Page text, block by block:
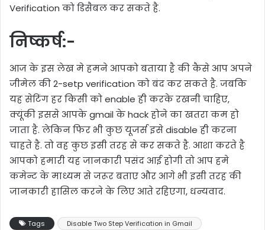
Verification को डिसैबल कर सकते है.
निष्कर्ष:-
आज के इस लेख मे हमने आपको बताया है की कैसे आप अपने
जीमेल की 2-setp verification को बंद कर सकते है. जबकि
यह सेटिंग हर किसी को enable ही करके रखनी चाहिए,
क्यूंकी इससे आपके gmail के hack होने का खतरा कम हो
जाता है. लेकिन फिर भी कुछ यूजर्स इसे disable ही करना
चाहते है. तो वह कुछ इसी तरह से कर सकते है. आशा करते है
आपको हमारी यह जानकारी पसंद आई होगी तो आप हमे
कमेन्ट के माध्यम से जरूर बताए और आगे भी इसी तरह की
जानकारी हासिल करने के लिए आते रहिएगा, धन्यवाद.
Tags
Disable Two Step Verification in Gmail